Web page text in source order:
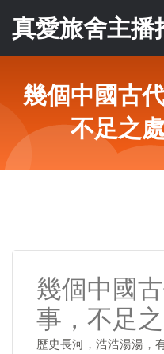
真愛旅舍主播
幾個中國古
不足之
幾個中國
事，不足
歷史長河，浩浩湯湯，